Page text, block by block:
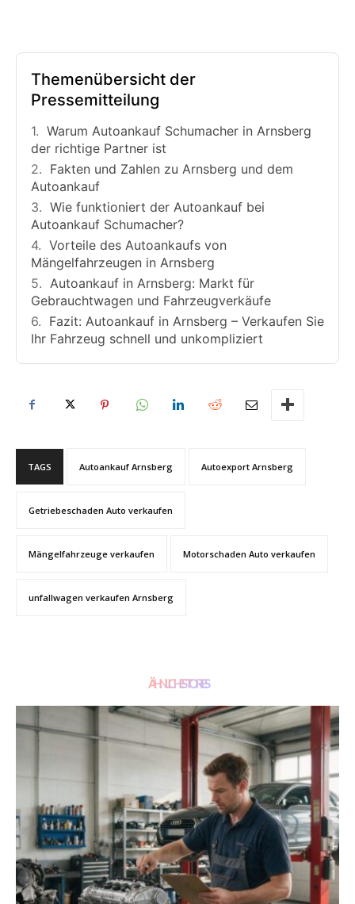
Themenübersicht der
Pressemitteilung
Warum Autoankauf Schumacher in Arnsberg
der richtige Partner ist
Fakten und Zahlen zu Arnsberg und dem
Autoankauf
Wie funktioniert der Autoankauf bei
Autoankauf Schumacher?
Vorteile des Autoankaufs von
Mängelfahrzeugen in Arnsberg
Autoankauf in Arnsberg: Markt für
Gebrauchtwagen und Fahrzeugverkäufe
Fazit: Autoankauf in Arnsberg – Verkaufen Sie
Ihr Fahrzeug schnell und unkompliziert
TAGS Autoankauf Arnsberg Autoexport Arnsberg
Getriebeschaden Auto verkaufen
Mängelfahrzeuge verkaufen Motorschaden Auto verkaufen
unfallwagen verkaufen Arnsberg
ÄHNLICHE STORIES